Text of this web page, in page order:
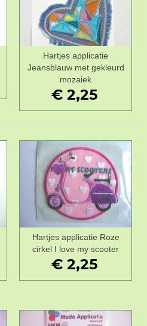
Hartjes applicatie
Jeansblauw met gekleurd
mozaiek
€ 2,25
Hartjes applicatie Roze
cirkel I love my scooter
€ 2,25